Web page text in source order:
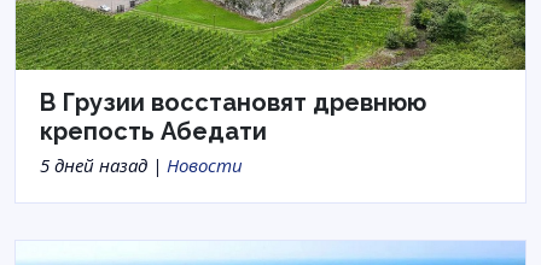
В Грузии восстановят древнюю
крепость Абедати
5 дней назад | Новости